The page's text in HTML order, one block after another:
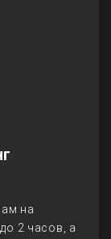
на
2 часов, а